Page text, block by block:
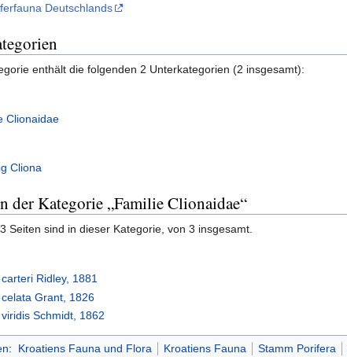
Deutschlands
enthält die folgenden 2 Unterkategorien (2 insgesamt):
Clionaidae
Cliona
der Kategorie „Familie Clionaidae“
Seiten sind in dieser Kategorie, von 3 insgesamt.
Ridley, 1881
Grant, 1826
Schmidt, 1862
: Kroatiens Fauna und Flora Kroatiens Fauna Stamm Porifera